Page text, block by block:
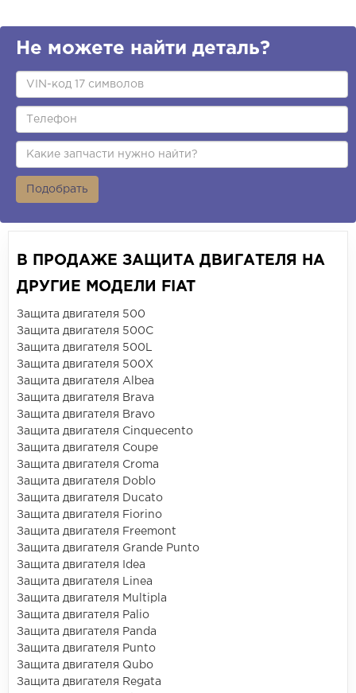
Не можете найти деталь?
Подобрать
В ПРОДАЖЕ ЗАЩИТА ДВИГАТЕЛЯ НА
ДРУГИЕ МОДЕЛИ FIAT
Защита двигателя 500
Защита двигателя 500C
Защита двигателя 500L
Защита двигателя 500X
Защита двигателя Albea
Защита двигателя Brava
Защита двигателя Bravo
Защита двигателя Cinquecento
Защита двигателя Coupe
Защита двигателя Croma
Защита двигателя Doblo
Защита двигателя Ducato
Защита двигателя Fiorino
Защита двигателя Freemont
Защита двигателя Grande Punto
Защита двигателя Idea
Защита двигателя Linea
Защита двигателя Multipla
Защита двигателя Palio
Защита двигателя Panda
Защита двигателя Punto
Защита двигателя Qubo
Защита двигателя Regata